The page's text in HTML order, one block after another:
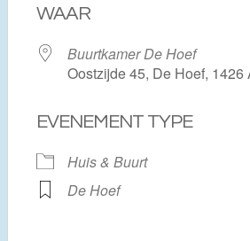
WAAR
Buurtkamer De Hoef
Oostzijde 45, De Hoef, 1426
EVENEMENT TYPE
Huis & Buurt
De Hoef